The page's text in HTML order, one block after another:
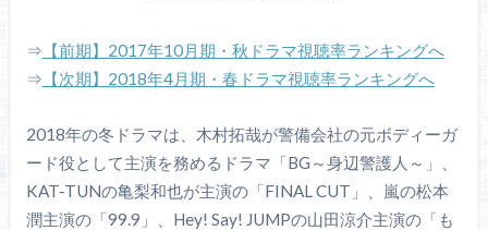
⇒ 【前期】2017年10月期・秋ドラマ視聴率ランキングへ
⇒ 【次期】2018年4月期・春ドラマ視聴率ランキングへ
2018年の冬ドラマは、木村拓哉が警備会社の元ボディーガ
ード役として主演を務めるドラマ「BG～身辺警護人～」、
KAT-TUNの亀梨和也が主演の「FINAL CUT」、嵐の松本
潤主演の「99.9」、Hey! Say! JUMPの山田涼介主演の「も